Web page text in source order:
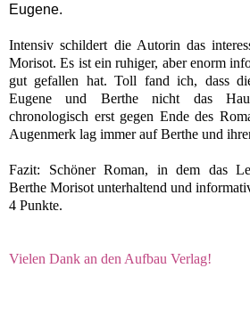
Eugene.
Intensiv schildert die Autorin das
Morisot. Es ist ein ruhiger, aber enorm
gut gefallen hat. Toll fand ich, dass
Eugene und Berthe nicht das
chronologisch erst gegen Ende des
Augenmerk lag immer auf Berthe und
Fazit: Schöner Roman, in dem das
Berthe Morisot unterhaltend und
4 Punkte.
Vielen Dank an den Aufbau Verlag!